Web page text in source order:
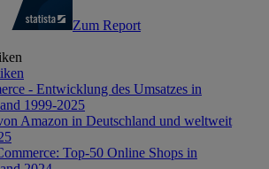
Zum Report
- Entwicklung des Umsatzes in
1999-2025
Amazon in Deutschland und weltweit
Top-50 Online Shops in